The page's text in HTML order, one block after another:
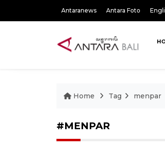
Antaranews Antara Foto
Home Tag menpar
#MENPAR